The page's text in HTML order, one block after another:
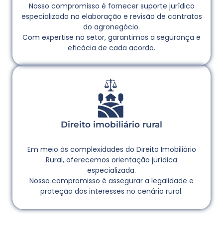
Nosso compromisso é fornecer suporte jurídico
especializado na elaboração e revisão de contratos
do agronegócio.
Com expertise no setor, garantimos a segurança e
eficácia de cada acordo.
Direito imobiliário rural
Em meio às complexidades do Direito Imobiliário
Rural, oferecemos orientação jurídica
especializada.
Nosso compromisso é assegurar a legalidade e
proteção dos interesses no cenário rural.